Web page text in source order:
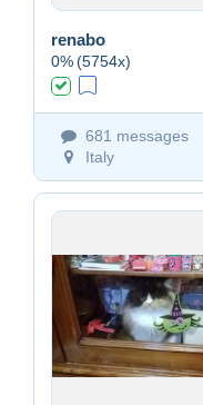
renabo
0%(5754x)
681 messages
Italy